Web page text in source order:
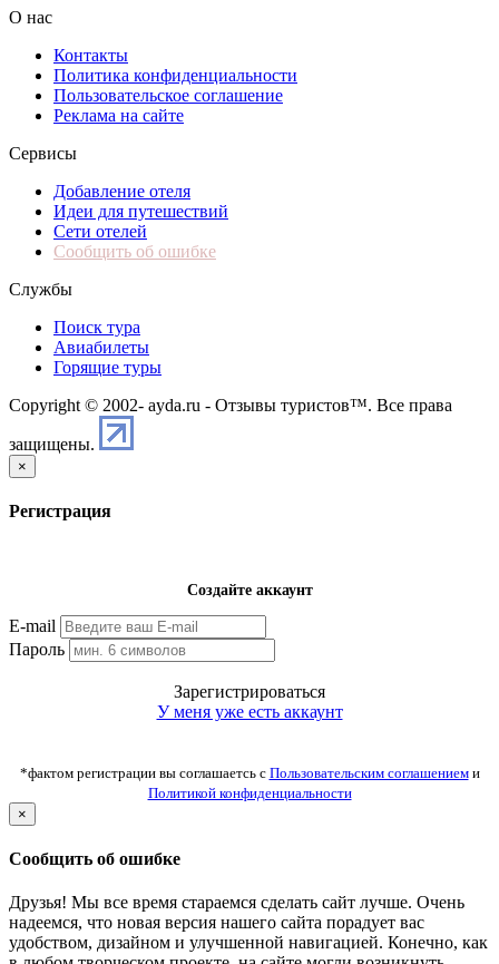
О нас
Контакты
Политика конфиденциальности
Пользовательское соглашение
Реклама на сайте
Сервисы
Добавление отеля
Идеи для путешествий
Сети отелей
Сообщить об ошибке
Службы
Поиск тура
Авиабилеты
Горящие туры
Copyright © 2002- ayda.ru - Отзывы туристов™. Все права
защищены.
×
Регистрация
Создайте аккаунт
E-mail
Пароль
Зарегистрироваться
У меня уже есть аккаунт
*фактом регистрации вы соглашаетсь с Пользовательским соглашениеми
Политикой конфиденциальности
×
Сообщить об ошибке
Друзья! Мы все время стараемся сделать сайт лучше. Очень
надеемся, что новая версия нашего сайта порадует вас
удобством, дизайном и улучшенной навигацией. Конечно, как